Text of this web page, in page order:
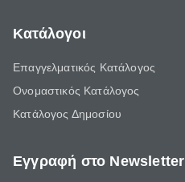
Κατάλογοι
Επαγγελματικός Κατάλογος
Ονομαστικός Κατάλογος
Κατάλογος Δημοσίου
Εγγραφή στο Newsletter